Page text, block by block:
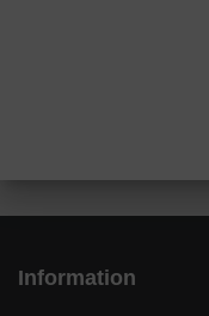
Information